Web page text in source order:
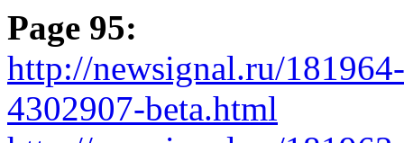
Page 95:
http://newsignal.ru/
4302907-beta.html